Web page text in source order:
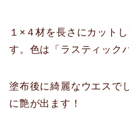
１×４材を長さにカット
す。色は「ラスティック
塗布後に綺麗なウエスで
に艶が出ます！